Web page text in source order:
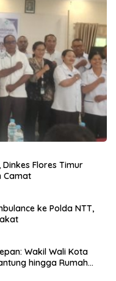
Flores Timur
Camat
ke Polda NTT,
Wakil Wali Kota
hingga Rumah